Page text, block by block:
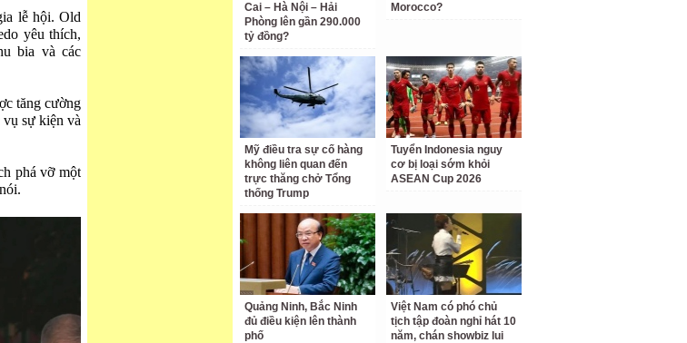
lễ hội. Old
yêu thích,
bia và các
tăng cường
vụ sự kiện và
phá vỡ một
Cai – Hà Nội – Hải
Phòng lên gần 290.000
tỷ đồng?
Morocco?
Mỹ điều tra sự cố hàng
không liên quan đến
trực thăng chở Tổng
thống Trump
Tuyển Indonesia nguy
cơ bị loại sớm khỏi
ASEAN Cup 2026
Quảng Ninh, Bắc Ninh
đủ điều kiện lên thành
phố
Việt Nam có phó chủ
tịch tập đoàn nghỉ hát 10
năm, chán showbiz lui